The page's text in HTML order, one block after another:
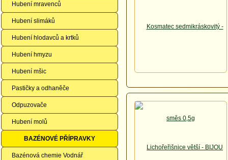
Hubení mravenců
Hubení slimáků
Hubení hlodavců a krtků
Hubení hmyzu
Hubení mšic
Pastičky a odhaněče
Odpuzovače
Hubení molů
BAZÉNOVÉ PŘÍPRAVKY
Bazénová chemie Vodnář